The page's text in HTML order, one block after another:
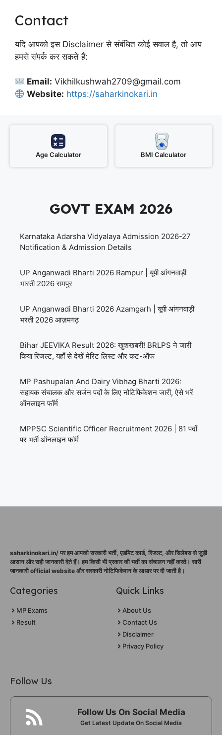
Contact
यदि आपको इस Disclaimer से संबंधित कोई सवाल है, तो आप
हमसे संपर्क कर सकते हैं:
Email: Vikhilkushwah2709@gmail.com
Website: https://saharkinokari.in
Age Calculator BMI Calculator
GOVT EXAM 2026
Karnataka Adarsha Vidyalaya Admission 2026-27
Notification & Admission Details
UP Anganwadi Bharti 2026 Rampur | यूपी आंगनवाड़ी
भारती 2026 रामपुर
UP Anganwadi Bharti 2026 Azamgarh | यूपी आंगनवाड़ी
भरती 2026 आज़मगढ़
Bihar JEEVIKA Result 2026: खुशखबरी! BRLPS ने जारी
किया रिजल्ट, यहाँ से देखें मेरिट लिस्ट और कट-ऑफ
MP Pashupalan And Dairy Vibhag Bharti 2026:
सहायक संचालक और सर्जन पदों के लिए नोटिफिकेशन जारी, ऐसे भरें
ऑनलाइन फॉर्म
MPPSC Scientific Officer Recruitment 2026 | 81 पदों
पर भर्ती ऑनलाइन फॉर्म
saharkinokari.in/ पर हम आपको सरकारी भर्ती, एडमिट कार्ड, रिजल्ट, और सिलेबस से जुड़ी
आसान और सही जानकारी देते हैं। हम किसी भी प्रकार की भर्ती का संचालन नहीं करते। सारी
जानकारी official website और सरकारी नोटिफिकेशन के आधार पर दी जाती है।
Categories
MP Exams
Result
Quick Links
About Us
Contact Us
Disclaimer
Privacy Policy
Follow Us
Follow Us On Social Media
Get Latest Update On Social Media